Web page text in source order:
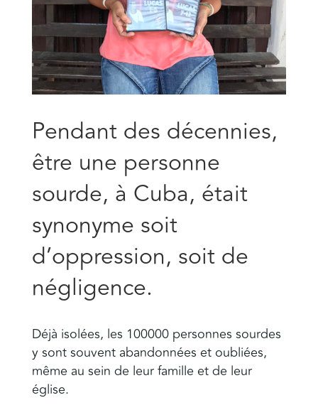
Pendant des décennies,
être une personne
sourde, à Cuba, était
synonyme soit
d’oppression, soit de
négligence.
Déjà isolées, les 100000 personnes sourdes
y sont souvent abandonnées et oubliées,
même au sein de leur famille et de leur
église.